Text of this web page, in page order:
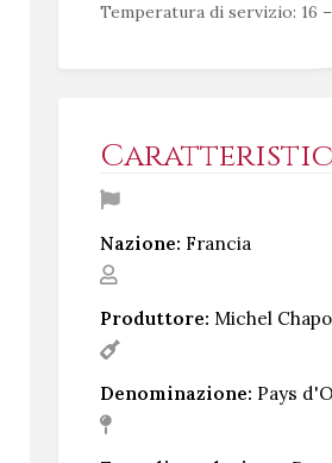
Temperatura di servizio: 16 –
Nazione: Francia
Produttore: Michel
Denominazione: Pays